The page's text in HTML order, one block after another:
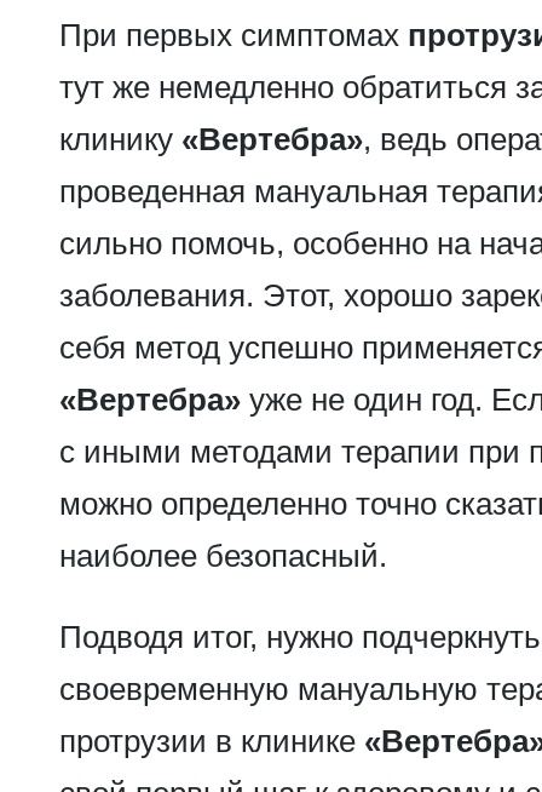
При первых симптомах
тут же немедленно обратиться
клинику «Вертебра», ведь
проведенная мануальная
сильно помочь, особенно на
заболевания. Этот, хорошо
себя метод успешно
«Вертебра» уже не один год.
с иными методами терапии при
можно определенно точно
наиболее безопасный.
Подводя итог, нужно
своевременную мануальную
протрузии в клинике